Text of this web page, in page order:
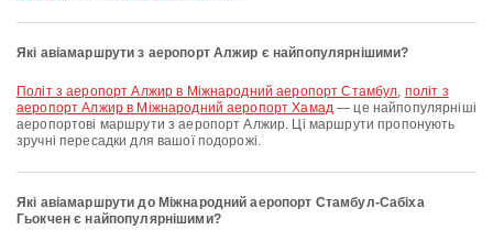
Які авіамаршрути з аеропорт Алжир є найпопулярнішими?
політ з аеропорт Алжир в Міжнародний аеропорт Стамбул, політ з
аеропорт Алжир в Міжнародний аеропорт Хамад — це найпопулярніші
аеропортові маршрути з аеропорт Алжир. Ці маршрути пропонують
зручні пересадки для вашої подорожі.
Які авіамаршрути до Міжнародний аеропорт Стамбул-Сабіха
Гьокчен є найпопулярнішими?